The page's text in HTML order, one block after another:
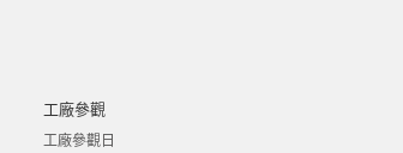
工廠參觀
工廠參觀日